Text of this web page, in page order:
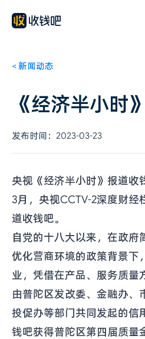
<新闻动态
《经济半小时》
发布时间： 2023-03-23
央视《经济半小时》报道收
3月，央视CCTV-2深度财经
道收钱吧。
自党的十八大以来，在政府
优化营商环境的政策背景下
业，凭借在产品、服务质量
由普陀区发改委、金融办、
投促办等部门共同发起的信
钱吧获得普陀区第四届质量